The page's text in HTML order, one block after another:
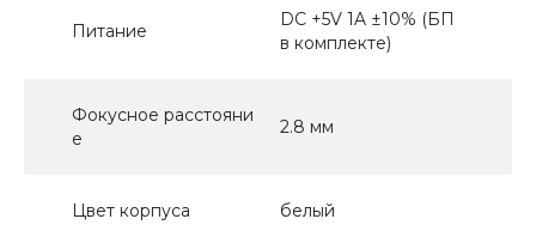
Питание
DC +5V 1A ±10% (БП
в комплекте)
Фокусное расстояни
е
2.8 мм
Цвет корпуса белый